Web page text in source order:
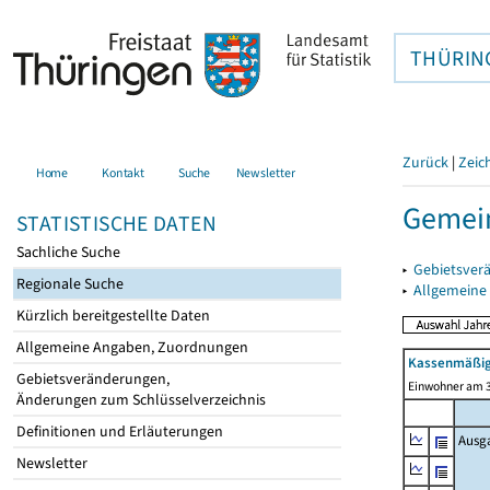
Home Kontakt Suche Newsletter
STATISTISCHE DATEN
Sachliche Suche
Regionale Suche
Kürzlich bereitgestellte Daten
Allgemeine Angaben, Zuordnungen
Gebietsveränderungen,
Änderungen zum Schlüsselverzeichnis
Definitionen und Erläuterungen
Newsletter
Zurück |
▸
▸
Einwohner am